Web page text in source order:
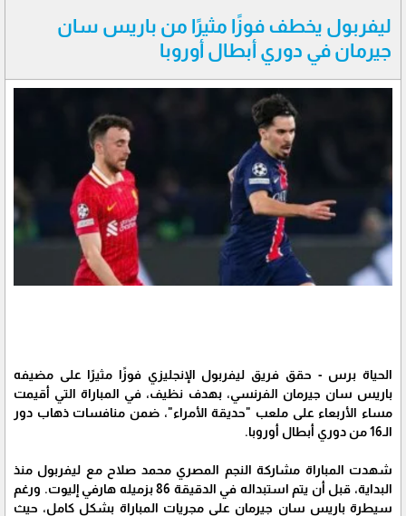
ليفربول يخطف فوزًا مثيرًا من باريس سان
جيرمان في دوري أبطال أوروبا
الحياة برس - حقق فريق ليفربول الإنجليزي فوزًا مثيرًا على مضيفه
باريس سان جيرمان الفرنسي، بهدف نظيف، في المباراة التي أقيمت
مساء الأربعاء على ملعب "حديقة الأمراء"، ضمن منافسات ذهاب دور
الـ16 من دوري أبطال أوروبا.
شهدت المباراة مشاركة النجم المصري محمد صلاح مع ليفربول منذ
البداية، قبل أن يتم استبداله في الدقيقة 86 بزميله هارفي إليوت. ورغم
سيطرة باريس سان جيرمان على مجريات المباراة بشكل كامل، حيث